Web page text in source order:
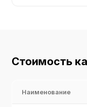
Стоимость
Наименование